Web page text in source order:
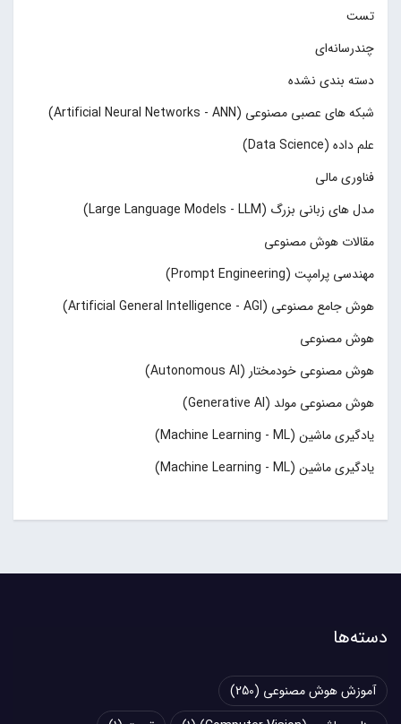
تست
چند‌‌رسانه‌ای
دسته بندی نشده
شبکه های عصبی مصنوعی (Artificial Neural Networks - ANN)
علم داده (Data Science)
فناوری مالی
مدل های زبانی بزرگ (Large Language Models - LLM)
مقالات هوش مصنوعی
مهندسی پرامپت (Prompt Engineering)
هوش جامع مصنوعی (Artificial General Intelligence - AGI)
هوش مصنوعی
هوش مصنوعی خودمختار (Autonomous AI)
هوش مصنوعی مولد (Generative AI)
یادگیری ماشین (Machine Learning - ML)
یادگیری ماشین (Machine Learning - ML)
دسته‌ها
آموزش هوش مصنوعی (250)